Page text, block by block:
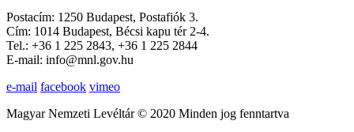
Postacím: 1250 Budapest, Postafiók 3.
Cím: 1014 Budapest, Bécsi kapu tér 2-4.
Tel.: +36 1 225 2843, +36 1 225 2844
E-mail: info@mnl.gov.hu
e-mail facebook vimeo
Magyar Nemzeti Levéltár © 2020 Minden jog fenntartva